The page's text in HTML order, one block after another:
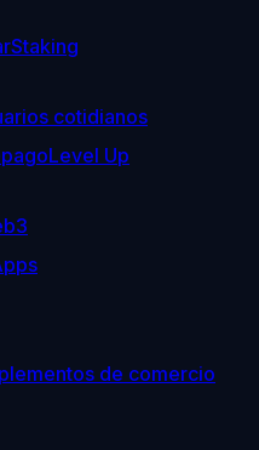
Staking
cotidianos
Level Up
de comercio